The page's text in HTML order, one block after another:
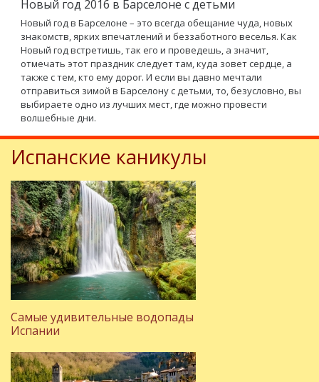
Новый год 2016 в Барселоне с детьми
Новый год в Барселоне – это всегда обещание чуда, новых
знакомств, ярких впечатлений и беззаботного веселья. Как
Новый год встретишь, так его и проведешь, а значит,
отмечать этот праздник следует там, куда зовет сердце, а
также с тем, кто ему дорог. И если вы давно мечтали
отправиться зимой в Барселону с детьми, то, безусловно, вы
выбираете одно из лучших мест, где можно провести
волшебные дни.
Испанские каникулы
Самые удивительные водопады
Испании